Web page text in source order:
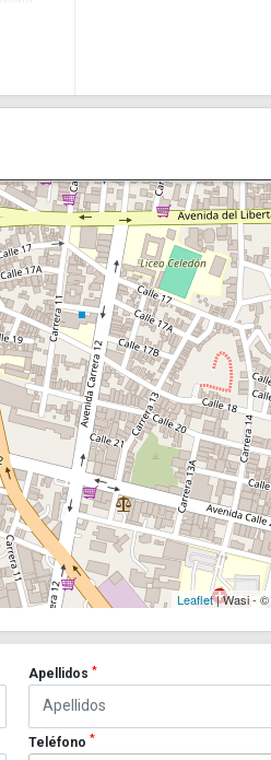
Leaflet| Wasi - ©
Apellidos *
Teléfono *